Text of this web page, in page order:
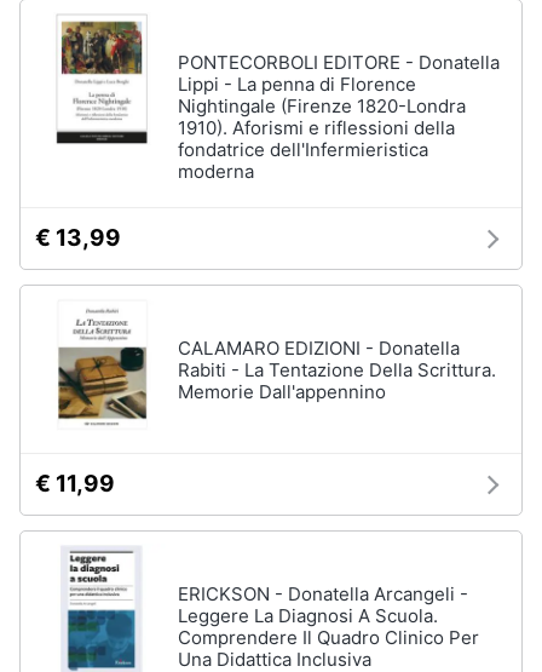
PONTECORBOLI EDITORE - Donatella
Lippi - La penna di Florence
Nightingale (Firenze 1820-Londra
1910). Aforismi e riflessioni della
fondatrice dell'Infermieristica
moderna
€ 13,99
CALAMARO EDIZIONI - Donatella
Rabiti - La Tentazione Della Scrittura.
Memorie Dall'appennino
€ 11,99
ERICKSON - Donatella Arcangeli -
Leggere La Diagnosi A Scuola.
Comprendere Il Quadro Clinico Per
Una Didattica Inclusiva